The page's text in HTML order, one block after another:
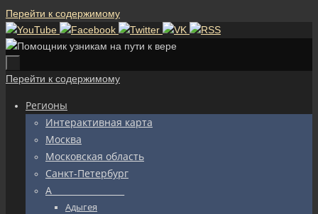
Перейти к содержимому
Перейти к содержимому
Регионы
Интерактивная карта
Москва
Московская область
Санкт-Петербург
А_________________
Адыгея